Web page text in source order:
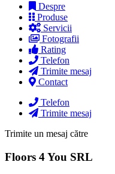
Despre
Produse
Servicii
Fotografii
Rating
Telefon
Trimite mesaj
Contact
Telefon
Trimite mesaj
Trimite un mesaj către
Floors 4 You SRL